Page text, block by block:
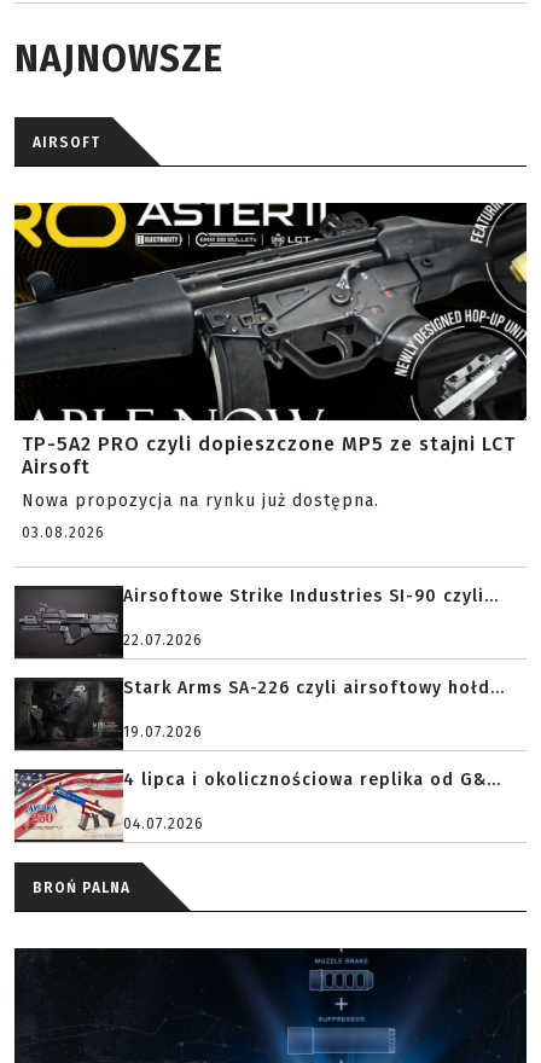
NAJNOWSZE
AIRSOFT
TP-5A2 PRO czyli dopieszczone MP5 ze stajni LCT
Airsoft
Nowa propozycja na rynku już dostępna.
03.08.2026
Airsoftowe Strike Industries SI-90 czyli...
22.07.2026
Stark Arms SA-226 czyli airsoftowy hołd...
19.07.2026
4 lipca i okolicznościowa replika od G&...
04.07.2026
BROŃ PALNA